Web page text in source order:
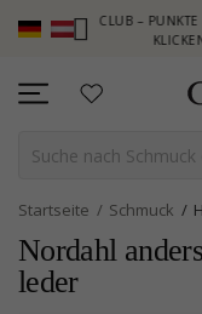
CLUB – PUNKTE SAMMELN,
KLICKEN SIE HIER
Startseite Schmuck
Nordahl
leder